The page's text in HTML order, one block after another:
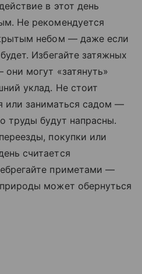
в этот день
Не рекомендуется
небом — даже если
Избегайте затяжных
могут «затянуть»
уклад. Не стоит
или заниматься садом —
труды будут напрасны.
покупки или
считается
приметами —
может обернуться